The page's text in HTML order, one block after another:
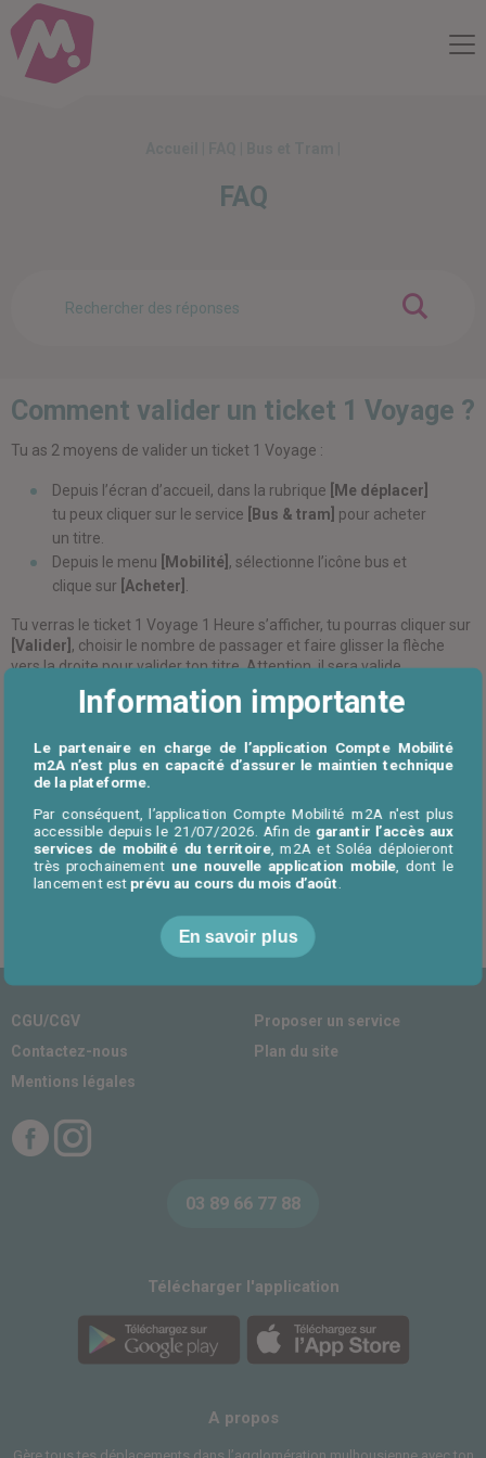
Compte Mobilité
FAQ
Comment valider un ticket 1 Voyage ?
Tu as 2 moyens de valider un ticket 1 Voyage :
Depuis l’écran d’accueil, dans la rubrique
[Me déplacer]
tu peux cliquer sur le service
[Bus & tram] pour acheter
un titre.
Depuis le menu
[Mobilité] , sélectionne l’icône bus et
clique sur [Acheter]
Tu verras le ticket 1 Voyage 1 Heure s’afficher, tu pourras cliquer sur
[Valider] , choisir le nombre de passager et faire glisser la flèche
vers la droite pour valider ton titre. Attention, il sera valide
immédiatement pour 1 heure, il ne se stocke pas dans l’application.
Valide le seulement avant de monter dans un bus ou dans un tram.
Attention, assure toi bien d’avoir de la batterie sur ton téléphone
si tu achètes sur l’application.
CGU/CGV
Contactez-nous
Mentions légales
Proposer un service
Plan du site
03 89 66 77 88
Télécharger l'application
A propos
En savoir plus
Le partenaire en charge de l’application Compte Mobilité
m2A n’est plus en capacité d’assurer le maintien technique
de la plateforme.
Par conséquent, l’application Compte Mobilité m2A n'est plus
accessible depuis le 21/07/2026. Afin de garantir l’accès aux
services de mobilité du territoire, m2A et Soléa déploieront
très prochainement une nouvelle application mobile, dont le
lancement estprévu au cours du mois d’août.
Information importante